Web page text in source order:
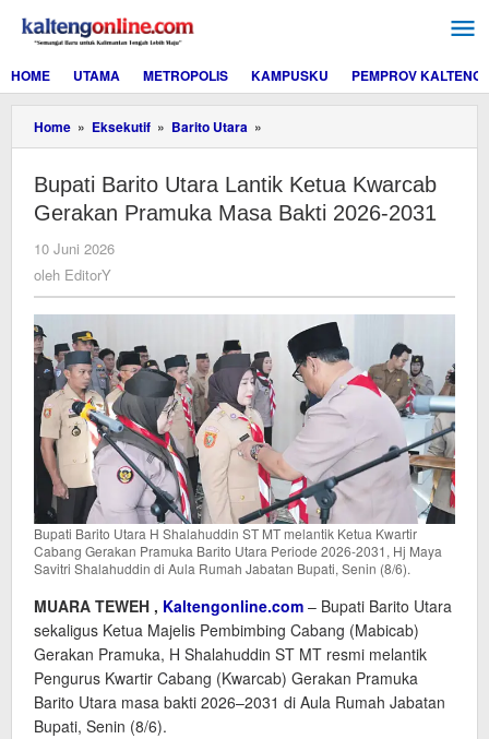
konten
HOME
UTAMA METROPOLIS KAMPUSKU PEMPROV KALTENG
Home » Eksekutif » Barito Utara »
Barito
Lantik
Ketua
Kwarcab
Bakti
2031
Bupati Barito Utara Lantik Ketua Kwarcab
Gerakan Pramuka Masa Bakti 2026-2031
10 Juni 2026
oleh EditorY
Bupati Barito Utara H Shalahuddin ST MT melantik Ketua Kwartir
Cabang Gerakan Pramuka Barito Utara Periode 2026-2031, Hj Maya
Savitri Shalahuddin di Aula Rumah Jabatan Bupati, Senin (8/6).
MUARA TEWEH , Kaltengonline.com – Bupati Barito Utara
sekaligus Ketua Majelis Pembimbing Cabang (Mabicab)
Gerakan Pramuka, H Shalahuddin ST MT resmi melantik
Pengurus Kwartir Cabang (Kwarcab) Gerakan Pramuka
Barito Utara masa bakti 2026–2031 di Aula Rumah Jabatan
Bupati, Senin (8/6).